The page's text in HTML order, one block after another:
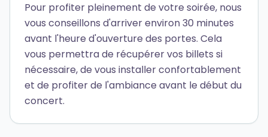
Pour profiter pleinement de votre soirée, nous
vous conseillons d'arriver environ 30 minutes
avant l'heure d'ouverture des portes. Cela
vous permettra de récupérer vos billets si
nécessaire, de vous installer confortablement
et de profiter de l'ambiance avant le début du
concert.